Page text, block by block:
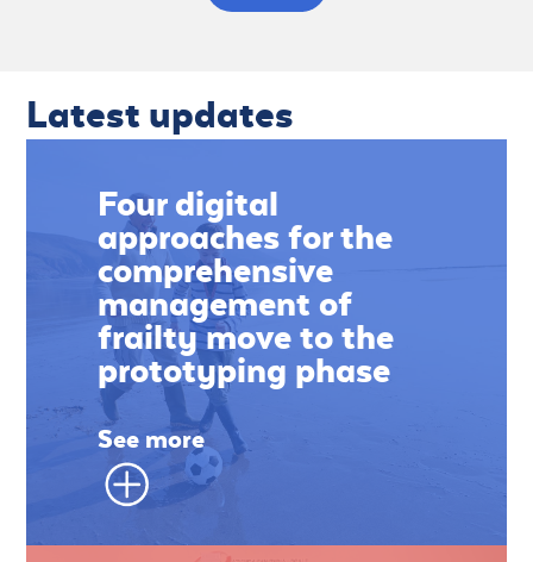
Latest updates
Four digital
approaches for the
comprehensive
management of
frailty move to the
prototyping phase
See more